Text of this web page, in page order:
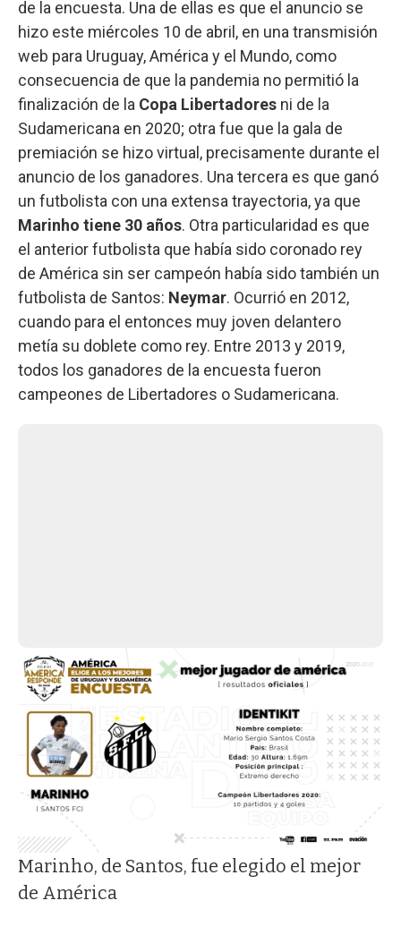
de la encuesta. Una de ellas es que el anuncio se
hizo este miércoles 10 de abril, en una transmisión
web para Uruguay, América y el Mundo, como
consecuencia de que la pandemia no permitió la
finalización de la Copa Libertadores ni de la
Sudamericana en 2020; otra fue que la gala de
premiación se hizo virtual, precisamente durante el
anuncio de los ganadores. Una tercera es que ganó
un futbolista con una extensa trayectoria, ya que
Marinho tiene 30 años. Otra particularidad es que
el anterior futbolista que había sido coronado rey
de América sin ser campeón había sido también un
futbolista de Santos: Neymar. Ocurrió en 2012,
cuando para el entonces muy joven delantero
metía su doblete como rey. Entre 2013 y 2019,
todos los ganadores de la encuesta fueron
campeones de Libertadores o Sudamericana.
Marinho, de Santos, fue elegido el mejor
de América